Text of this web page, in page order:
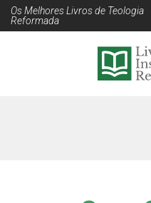
Os Melhores Livros de Teologia
Reformada